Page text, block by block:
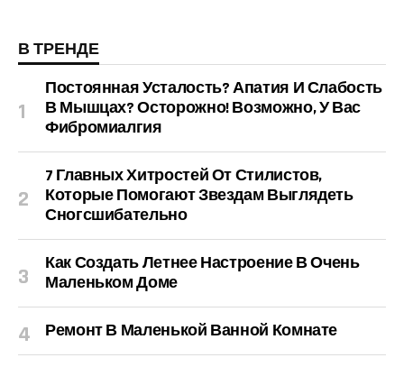
В ТРЕНДЕ
Постоянная Усталость? Апатия И Слабость
В Мышцах? Осторожно! Возможно, У Вас
Фибромиалгия
7 Главных Хитростей От Стилистов,
Которые Помогают Звездам Выглядеть
Сногсшибательно
Как Создать Летнее Настроение В Очень
Маленьком Доме
Ремонт В Маленькой Ванной Комнате